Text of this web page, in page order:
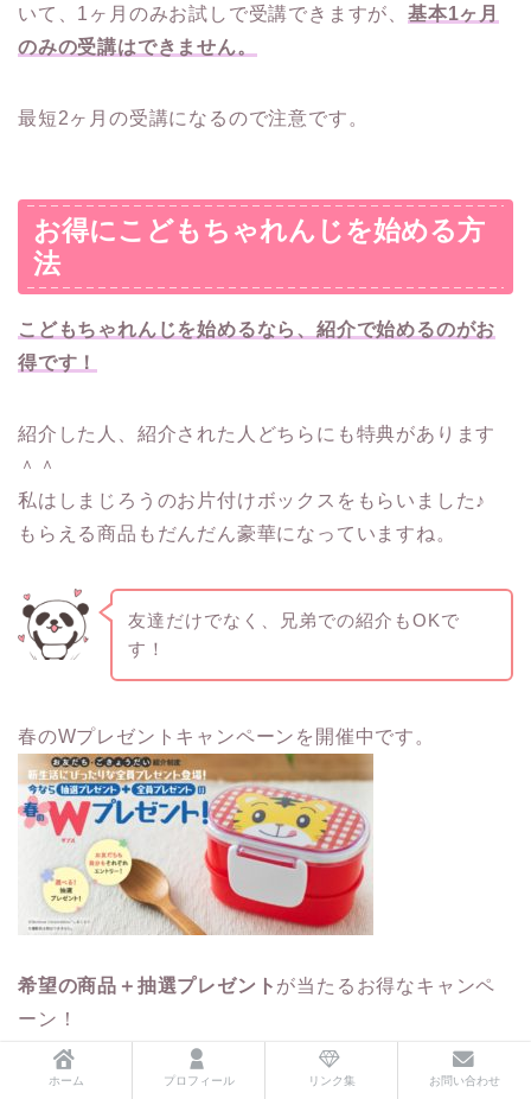
いて、1ヶ月のみお試しで受講できますが、 基本1ヶ月
のみの受講はできません。
最短2ヶ月の受講になるので注意です。
お得にこどもちゃれんじを始める方
法
こどもちゃれんじを始めるなら、紹介で始めるのがお
得です！
紹介した人、紹介された人どちらにも特典があります
＾＾
私はしまじろうのお片付けボックスをもらいました♪
もらえる商品もだんだん豪華になっていますね。
友達だけでなく、兄弟での紹介もOKで
す！
春のWプレゼントキャンペーンを開催中です。
希望の商品＋抽選プレゼント が当たるお得なキャンペ
ーン！
私も抽選プレゼントのしまじろうのプラレールが欲し
ホーム プロフィール リンク集 お問い合わせ